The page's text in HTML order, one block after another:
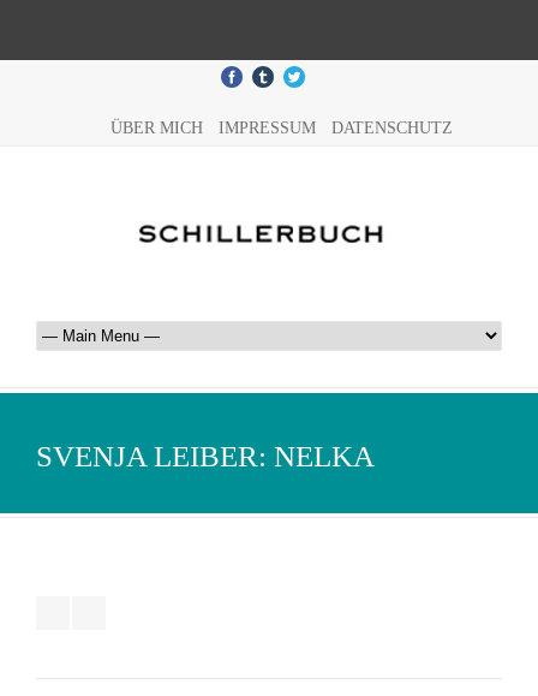
ÜBER MICH IMPRESSUM DATENSCHUTZ
SVENJA LEIBER: NELKA